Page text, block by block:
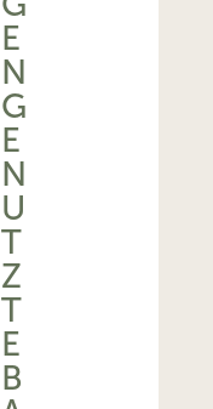
E
N
G
E
N
U
T
Z
T
E
B